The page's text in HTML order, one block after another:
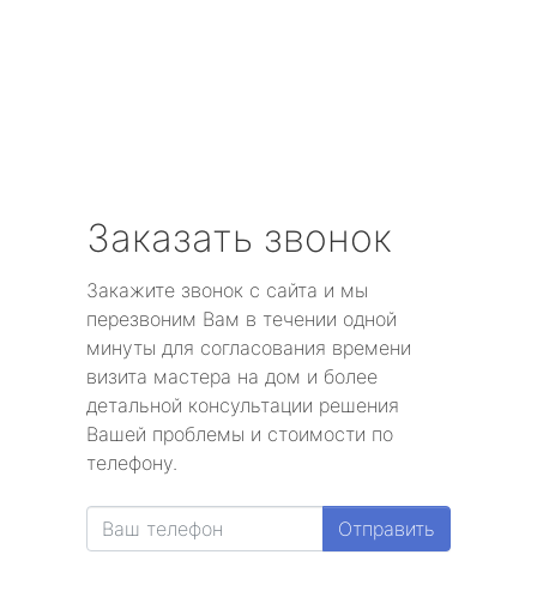
Заказать звонок
Закажите звонок с сайта и мы
перезвоним Вам в течении одной
минуты для согласования времени
визита мастера на дом и более
детальной консультации решения
Вашей проблемы и стоимости по
телефону.
Отправить